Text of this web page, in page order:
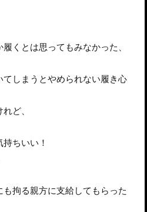
くとは思ってもみなかった、
てしまうとやめられない履き心
ど、
ちいい！
拘る親方に支給してもらった